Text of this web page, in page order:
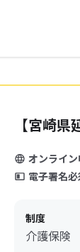
【宮崎
オンライ
電子署名必
制度
介護保険